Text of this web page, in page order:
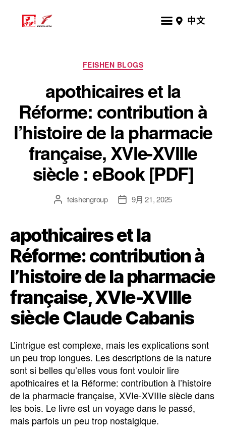
中文
FEISHEN BLOGS
apothicaires et la
Réforme: contribution à
l’histoire de la pharmacie
française, XVIe-XVIIIe
siècle : eBook [PDF]
feishengroup 9月 21, 2025
apothicaires et la
Réforme: contribution à
l’histoire de la pharmacie
française, XVIe-XVIIIe
siècle Claude Cabanis
L’intrigue est complexe, mais les explications sont
un peu trop longues. Les descriptions de la nature
sont si belles qu’elles vous font vouloir lire
apothicaires et la Réforme: contribution à l’histoire
de la pharmacie française, XVIe-XVIIIe siècle dans
les bois. Le livre est un voyage dans le passé,
mais parfois un peu trop nostalgique.